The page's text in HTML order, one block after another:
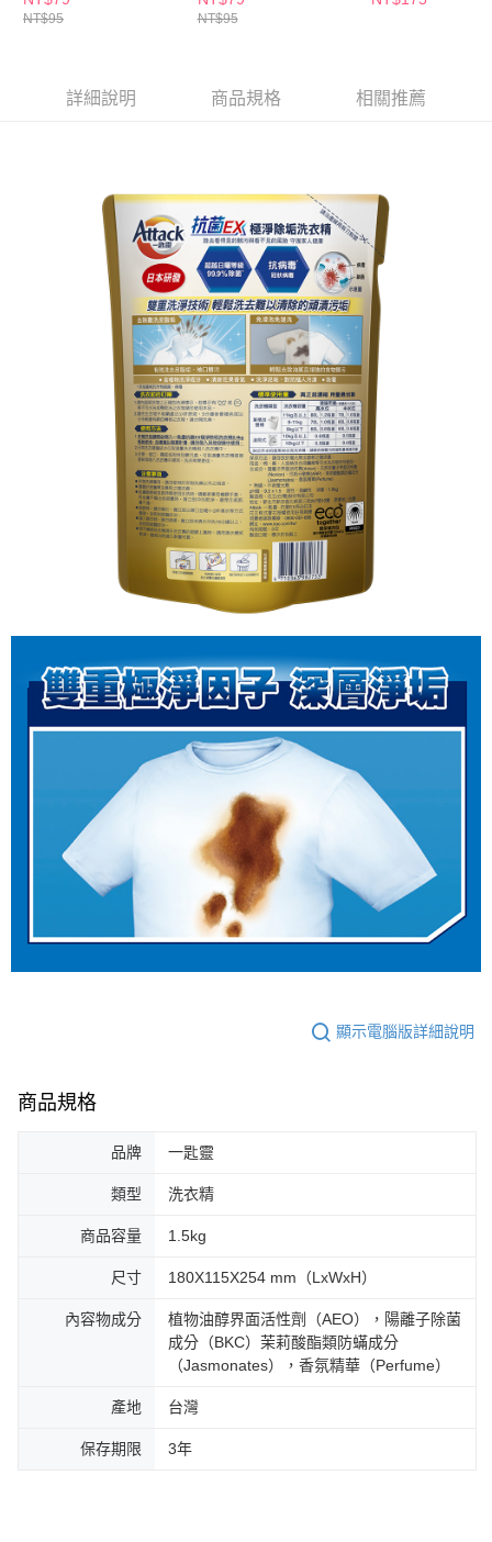
NT$95 NT$95
詳細說明 商品規格 相關推薦
顯示電腦版詳細說明
商品規格
品牌 一匙靈
類型 洗衣精
商品容量 1.5kg
尺寸 180X115X254 mm（LxWxH）
內容物成分
植物油醇界面活性劑（AEO），陽離子除菌
成分（BKC）茉莉酸酯類防蟎成分
（Jasmonates），香氛精華（Perfume）
產地 台灣
保存期限 3年